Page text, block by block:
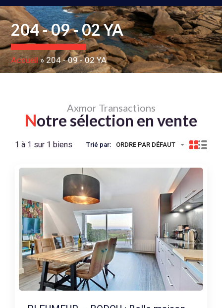
204 - 09 - 02 YA
Accueil»204 - 09 - 02 YA
Axmor Transactions
Notre sélection en vente
1 à 1 sur 1 biens Trié par: ORDRE PAR DÉFAUT